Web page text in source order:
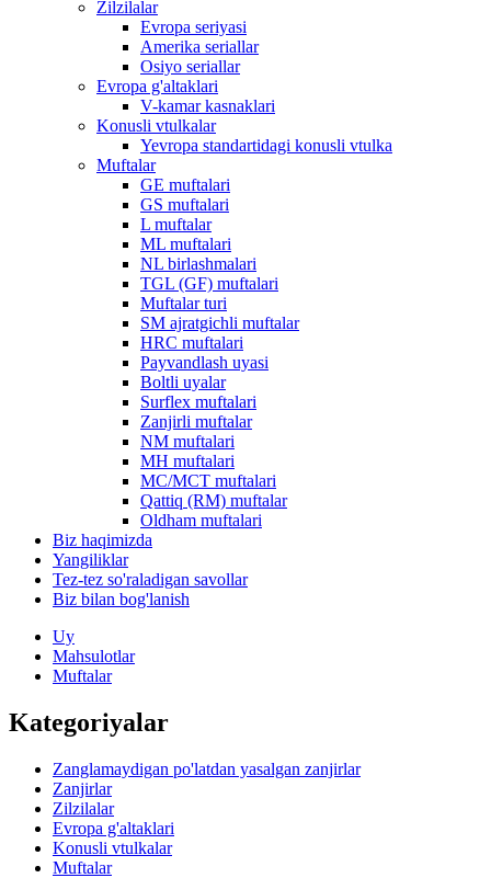
Zilzilalar
Evropa seriyasi
Amerika seriallar
Osiyo seriallar
Evropa g'altaklari
V-kamar kasnaklari
Konusli vtulkalar
Yevropa standartidagi konusli vtulka
Muftalar
GE muftalari
GS muftalari
L muftalar
ML muftalari
NL birlashmalari
TGL (GF) muftalari
Muftalar turi
SM ajratgichli muftalar
HRC muftalari
Payvandlash uyasi
Boltli uyalar
Surflex muftalari
Zanjirli muftalar
NM muftalari
MH muftalari
MC/MCT muftalari
Qattiq (RM) muftalar
Oldham muftalari
Biz haqimizda
Yangiliklar
Tez-tez so'raladigan savollar
Biz bilan bog'lanish
Uy
Mahsulotlar
Muftalar
Kategoriyalar
Zanglamaydigan po'latdan yasalgan zanjirlar
Zanjirlar
Zilzilalar
Evropa g'altaklari
Konusli vtulkalar
Muftalar